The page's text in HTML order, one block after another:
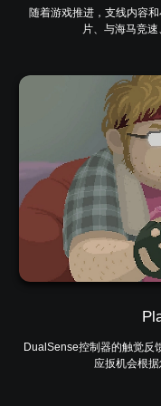
随着游戏推进，支线内容
片、与海马竞
DualSense控制器的触觉反
应扳机会根据